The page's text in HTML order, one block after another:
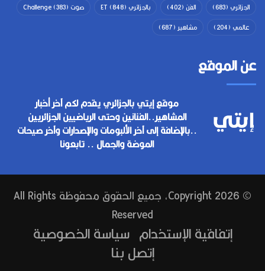
الجزائري (683) الفن (402) بالجزائري ET (848) صوت Challenge (383)
عالمي (204) مشاهير (687)
عن الموقع
موقع إيتي بالجزائري يقدم لكم آخر أخبار
المشاهير..الفنانين وحتى الرياضيين الجزائريين
..بالإضافة إلى آخر الألبومات والإصدارات وآخر صيحات
الموضة والجمال .. تابعونا
© Copyright 2026, جميع الحقوق محفوظة All Rights
Reserved
إتفاقية الإستخدام سياسة الخصوصية
إتصل بنا